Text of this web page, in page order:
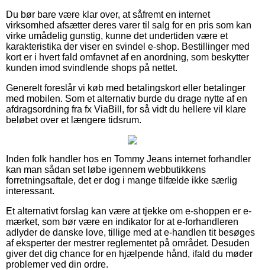
Du bør bare være klar over, at såfremt en internet
virksomhed afsætter deres varer til salg for en pris som kan
virke umådelig gunstig, kunne det undertiden være et
karakteristika der viser en svindel e-shop. Bestillinger med
kort er i hvert fald omfavnet af en anordning, som beskytter
kunden imod svindlende shops på nettet.
Generelt foreslår vi køb med betalingskort eller betalinger
med mobilen. Som et alternativ burde du drage nytte af en
afdragsordning fra fx ViaBill, for så vidt du hellere vil klare
beløbet over et længere tidsrum.
Inden folk handler hos en Tommy Jeans internet forhandler
kan man sådan set løbe igennem webbutikkens
forretningsaftale, det er dog i mange tilfælde ikke særlig
interessant.
Et alternativt forslag kan være at tjekke om e-shoppen er e-
mærket, som bør være en indikator for at e-forhandleren
adlyder de danske love, tillige med at e-handlen tit besøges
af eksperter der mestrer reglementet på området. Desuden
giver det dig chance for en hjælpende hånd, ifald du møder
problemer ved din ordre.